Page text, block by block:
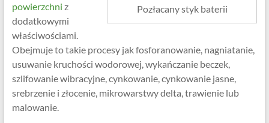
Pozłacany styk baterii
powierzchni z
dodatkowymi
właściwościami.
Obejmuje to takie procesy jak fosforanowanie, nagniatanie,
usuwanie kruchości wodorowej, wykańczanie beczek,
szlifowanie wibracyjne, cynkowanie, cynkowanie jasne,
srebrzenie i złocenie, mikrowarstwy delta, trawienie lub
malowanie.